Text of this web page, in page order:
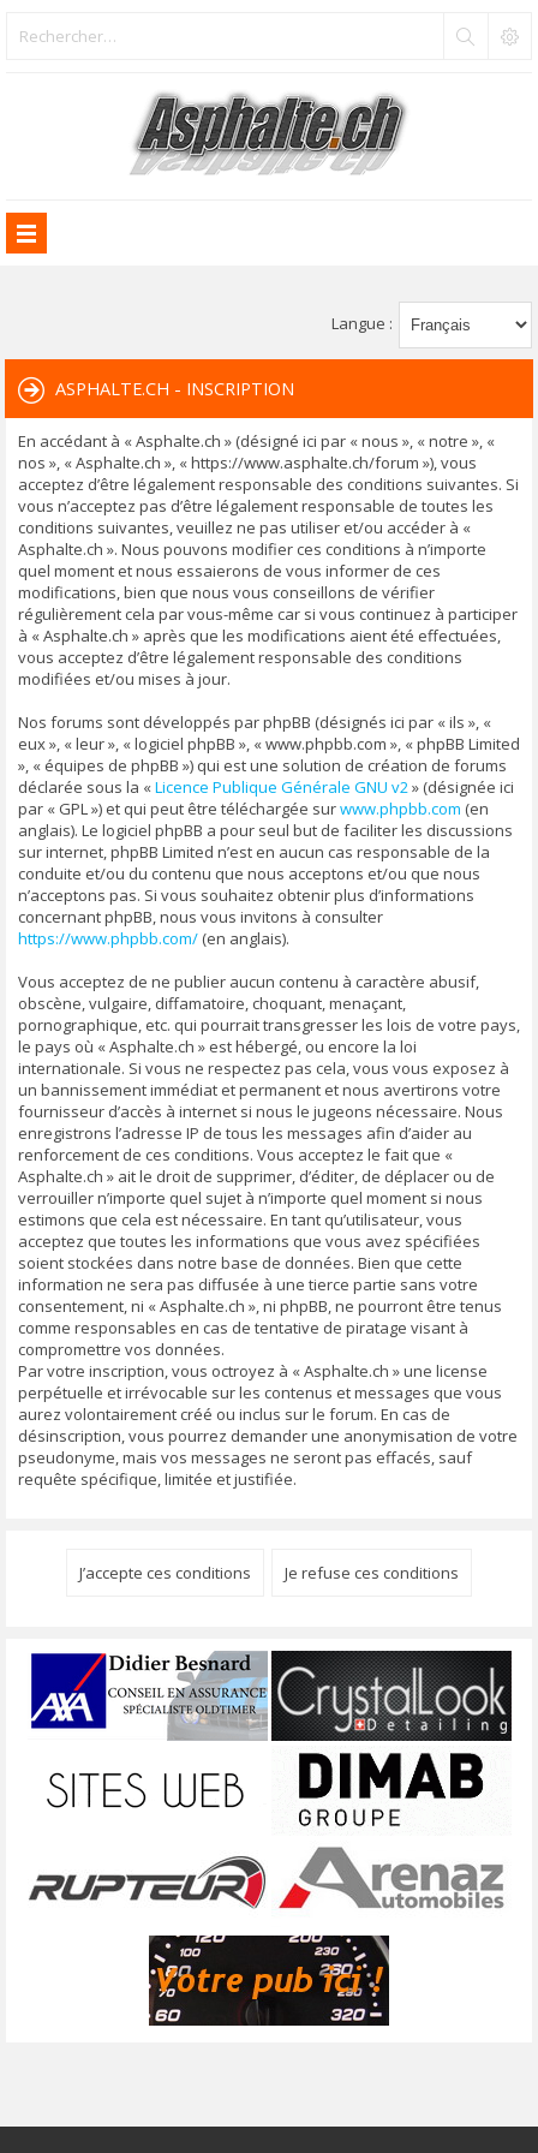
Langue :
ASPHALTE.CH - INSCRIPTION
En accédant à « Asphalte.ch » (désigné ici par « nous », « notre », «
nos », « Asphalte.ch », « https://www.asphalte.ch/forum »), vous
acceptez d’être légalement responsable des conditions suivantes. Si
vous n’acceptez pas d’être légalement responsable de toutes les
conditions suivantes, veuillez ne pas utiliser et/ou accéder à «
Asphalte.ch ». Nous pouvons modifier ces conditions à n’importe
quel moment et nous essaierons de vous informer de ces
modifications, bien que nous vous conseillons de vérifier
régulièrement cela par vous-même car si vous continuez à participer
à « Asphalte.ch » après que les modifications aient été effectuées,
vous acceptez d’être légalement responsable des conditions
modifiées et/ou mises à jour.
Nos forums sont développés par phpBB (désignés ici par « ils », «
eux », « leur », « logiciel phpBB », « www.phpbb.com », « phpBB Limited
», « équipes de phpBB ») qui est une solution de création de forums
déclarée sous la «Licence Publique Générale GNU v2» (désignée ici
par « GPL ») et qui peut être téléchargée surwww.phpbb.com (en
anglais). Le logiciel phpBB a pour seul but de faciliter les discussions
sur internet, phpBB Limited n’est en aucun cas responsable de la
conduite et/ou du contenu que nous acceptons et/ou que nous
n’acceptons pas. Si vous souhaitez obtenir plus d’informations
concernant phpBB, nous vous invitons à consulter
https://www.phpbb.com/ (en anglais).
Vous acceptez de ne publier aucun contenu à caractère abusif,
obscène, vulgaire, diffamatoire, choquant, menaçant,
pornographique, etc. qui pourrait transgresser les lois de votre pays,
le pays où « Asphalte.ch » est hébergé, ou encore la loi
internationale. Si vous ne respectez pas cela, vous vous exposez à
un bannissement immédiat et permanent et nous avertirons votre
fournisseur d’accès à internet si nous le jugeons nécessaire. Nous
enregistrons l’adresse IP de tous les messages afin d’aider au
renforcement de ces conditions. Vous acceptez le fait que «
Asphalte.ch » ait le droit de supprimer, d’éditer, de déplacer ou de
verrouiller n’importe quel sujet à n’importe quel moment si nous
estimons que cela est nécessaire. En tant qu’utilisateur, vous
acceptez que toutes les informations que vous avez spécifiées
soient stockées dans notre base de données. Bien que cette
information ne sera pas diffusée à une tierce partie sans votre
consentement, ni « Asphalte.ch », ni phpBB, ne pourront être tenus
comme responsables en cas de tentative de piratage visant à
compromettre vos données.
Par votre inscription, vous octroyez à « Asphalte.ch » une license
perpétuelle et irrévocable sur les contenus et messages que vous
aurez volontairement créé ou inclus sur le forum. En cas de
désinscription, vous pourrez demander une anonymisation de votre
pseudonyme, mais vos messages ne seront pas effacés, sauf
requête spécifique, limitée et justifiée.